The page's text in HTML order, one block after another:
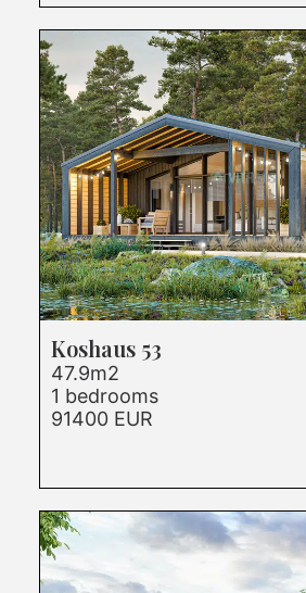
Koshaus 53
47.9m2
1 bedrooms
91400 EUR